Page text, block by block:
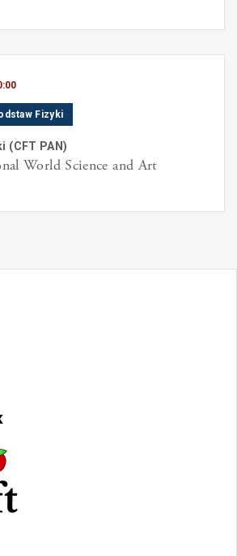
Fizyki
(CFT PAN)
World Science and Art